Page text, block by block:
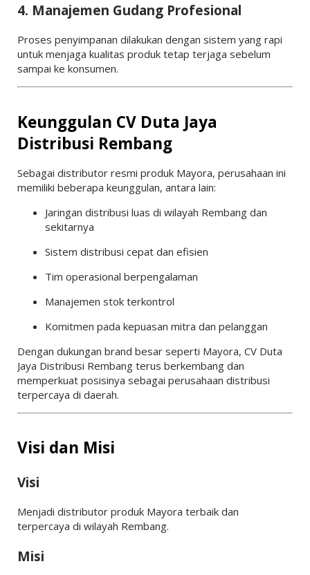
4. Manajemen Gudang Profesional
Proses penyimpanan dilakukan dengan sistem yang rapi
untuk menjaga kualitas produk tetap terjaga sebelum
sampai ke konsumen.
Keunggulan CV Duta Jaya
Distribusi Rembang
Sebagai distributor resmi produk Mayora, perusahaan ini
memiliki beberapa keunggulan, antara lain:
Jaringan distribusi luas di wilayah Rembang dan
sekitarnya
Sistem distribusi cepat dan efisien
Tim operasional berpengalaman
Manajemen stok terkontrol
Komitmen pada kepuasan mitra dan pelanggan
Dengan dukungan brand besar seperti Mayora, CV Duta
Jaya Distribusi Rembang terus berkembang dan
memperkuat posisinya sebagai perusahaan distribusi
terpercaya di daerah.
Visi dan Misi
Visi
Menjadi distributor produk Mayora terbaik dan
terpercaya di wilayah Rembang.
Misi